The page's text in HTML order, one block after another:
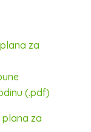
za
(.pdf)
plana za